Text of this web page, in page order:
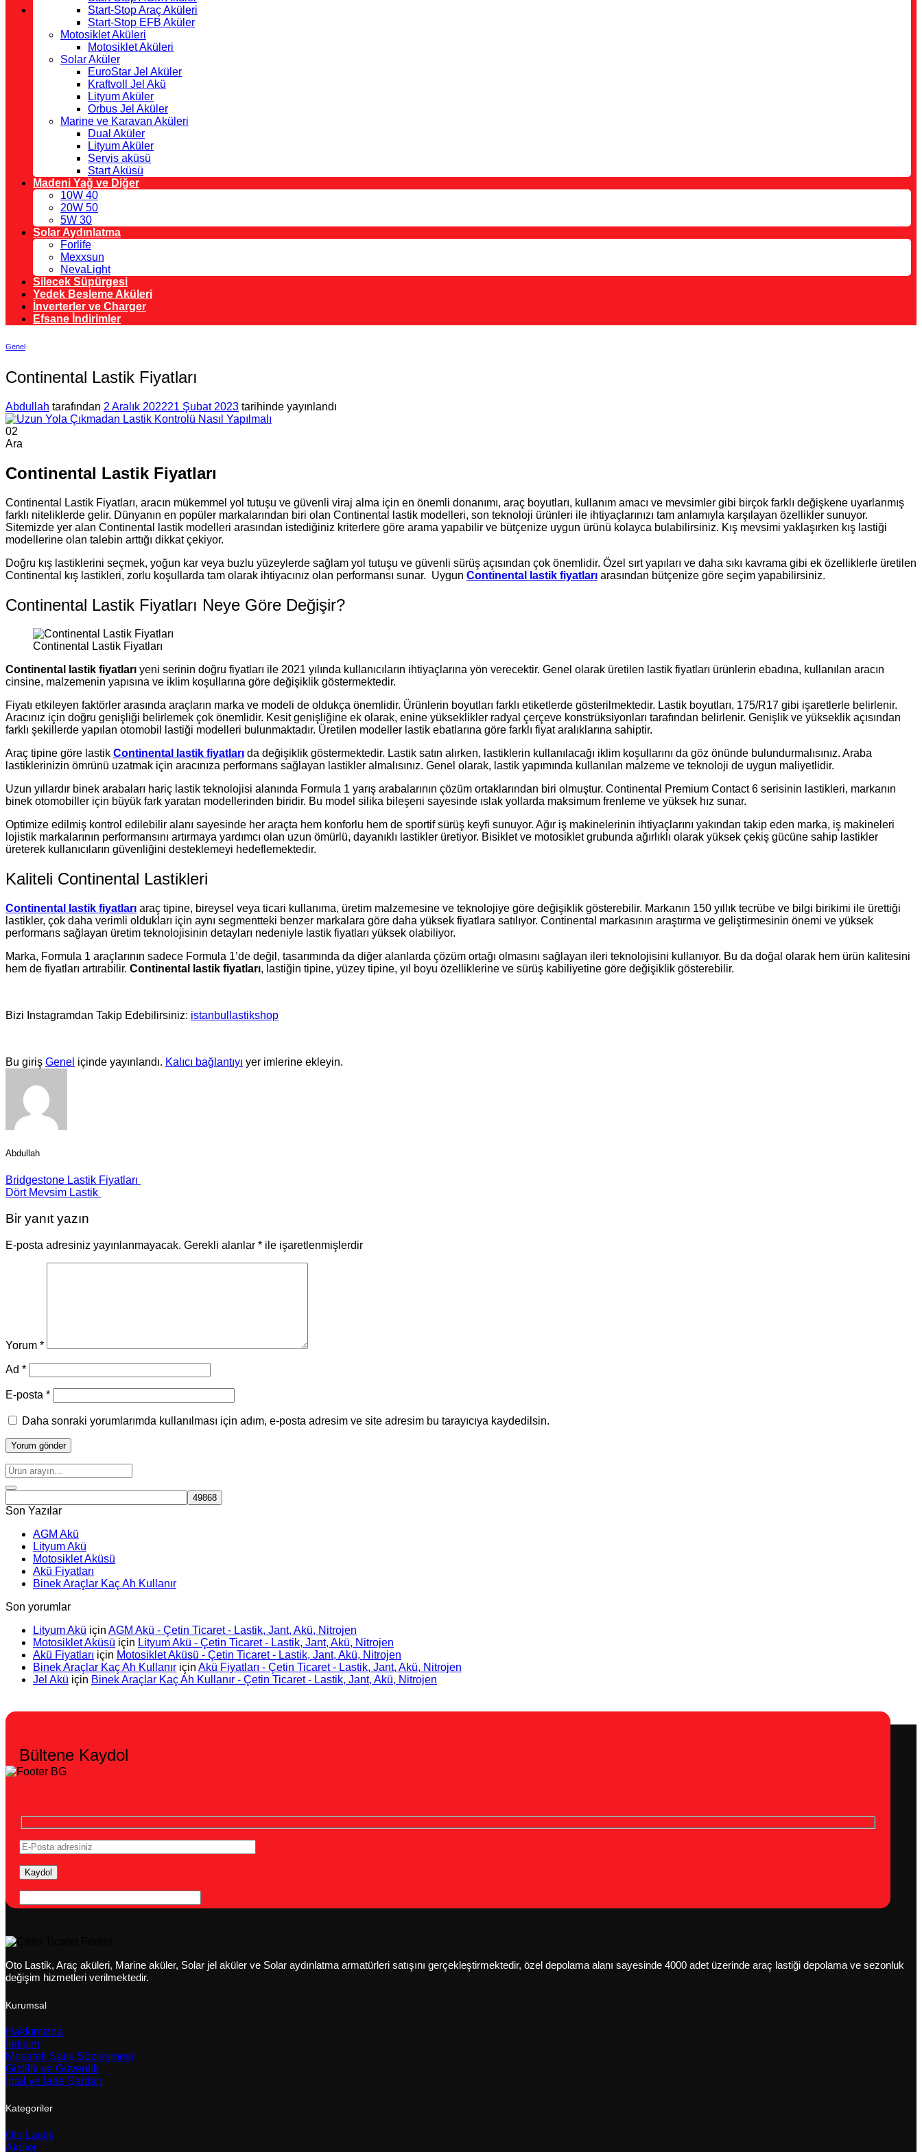
Start-Stop Araç Aküleri
Start-Stop EFB Aküler
Motosiklet Aküleri
Motosiklet Aküleri
Solar Aküler
EuroStar Jel Aküler
Kraftvoll Jel Akü
Lityum Aküler
Orbus Jel Aküler
Marine ve Karavan Aküleri
Dual Aküler
Lityum Aküler
Servis aküsü
Start Aküsü
Madeni Yağ ve Diğer
10W 40
20W 50
5W 30
Solar Aydınlatma
Forlife
Mexxsun
NevaLight
Silecek Süpürgesi
Yedek Besleme Aküleri
İnverterler ve Charger
Efsane İndirimler
Genel
Continental Lastik Fiyatları
Abdullah tarafından 2 Aralık 202221 Şubat 2023 tarihinde yayınlandı
02
Ara
Continental Lastik Fiyatları
Continental Lastik Fiyatları, aracın mükemmel yol tutuşu ve güvenli viraj alma için en önemli donanımı, araç boyutları, kullanım amacı ve mevsimler gibi birçok farklı değişkene uyarlanmış
farklı niteliklerde gelir. Dünyanın en popüler markalarından biri olan Continental lastik modelleri, son teknoloji ürünleri ile ihtiyaçlarınızı tam anlamıyla karşılayan özellikler sunuyor.
Sitemizde yer alan Continental lastik modelleri arasından istediğiniz kriterlere göre arama yapabilir ve bütçenize uygun ürünü kolayca bulabilirsiniz. Kış mevsimi yaklaşırken kış lastiği
modellerine olan talebin arttığı dikkat çekiyor.
Doğru kış lastiklerini seçmek, yoğun kar veya buzlu yüzeylerde sağlam yol tutuşu ve güvenli sürüş açısından çok önemlidir. Özel sırt yapıları ve daha sıkı kavrama gibi ek özelliklerle üretilen
Continental kış lastikleri, zorlu koşullarda tam olarak ihtiyacınız olan performansı sunar. Uygun Continental lastik fiyatları arasından bütçenize göre seçim yapabilirsiniz.
Continental Lastik Fiyatları Neye Göre Değişir?
Continental Lastik Fiyatları
Continental lastik fiyatları yeni serinin doğru fiyatları ile 2021 yılında kullanıcıların ihtiyaçlarına yön verecektir. Genel olarak üretilen lastik fiyatları ürünlerin ebadına, kullanılan aracın
cinsine, malzemenin yapısına ve iklim koşullarına göre değişiklik göstermektedir.
Fiyatı etkileyen faktörler arasında araçların marka ve modeli de oldukça önemlidir. Ürünlerin boyutları farklı etiketlerde gösterilmektedir. Lastik boyutları, 175/R17 gibi işaretlerle belirlenir.
Aracınız için doğru genişliği belirlemek çok önemlidir. Kesit genişliğine ek olarak, enine yükseklikler radyal çerçeve konstrüksiyonları tarafından belirlenir. Genişlik ve yükseklik açısından
farklı şekillerde yapılan otomobil lastiği modelleri bulunmaktadır. Üretilen modeller lastik ebatlarına göre farklı fiyat aralıklarına sahiptir.
Araç tipine göre lastik Continental lastik fiyatları da değişiklik göstermektedir. Lastik satın alırken, lastiklerin kullanılacağı iklim koşullarını da göz önünde bulundurmalısınız. Araba
lastiklerinizin ömrünü uzatmak için aracınıza performans sağlayan lastikler almalısınız. Genel olarak, lastik yapımında kullanılan malzeme ve teknoloji de uygun maliyetlidir.
Uzun yıllardır binek arabaları hariç lastik teknolojisi alanında Formula 1 yarış arabalarının çözüm ortaklarından biri olmuştur. Continental Premium Contact 6 serisinin lastikleri, markanın
binek otomobiller için büyük fark yaratan modellerinden biridir. Bu model silika bileşeni sayesinde ıslak yollarda maksimum frenleme ve yüksek hız sunar.
Optimize edilmiş kontrol edilebilir alanı sayesinde her araçta hem konforlu hem de sportif sürüş keyfi sunuyor. Ağır iş makinelerinin ihtiyaçlarını yakından takip eden marka, iş makineleri
lojistik markalarının performansını artırmaya yardımcı olan uzun ömürlü, dayanıklı lastikler üretiyor. Bisiklet ve motosiklet grubunda ağırlıklı olarak yüksek çekiş gücüne sahip lastikler
üreterek kullanıcıların güvenliğini desteklemeyi hedeflemektedir.
Kaliteli Continental Lastikleri
Continental lastik fiyatları araç tipine, bireysel veya ticari kullanıma, üretim malzemesine ve teknolojiye göre değişiklik gösterebilir. Markanın 150 yıllık tecrübe ve bilgi birikimi ile ürettiği
lastikler, çok daha verimli oldukları için aynı segmentteki benzer markalara göre daha yüksek fiyatlara satılıyor. Continental markasının araştırma ve geliştirmesinin önemi ve yüksek
performans sağlayan üretim teknolojisinin detayları nedeniyle lastik fiyatları yüksek olabiliyor.
Marka, Formula 1 araçlarının sadece Formula 1’de değil, tasarımında da diğer alanlarda çözüm ortağı olmasını sağlayan ileri teknolojisini kullanıyor. Bu da doğal olarak hem ürün kalitesini
hem de fiyatları artırabilir. Continental lastik fiyatları, lastiğin tipine, yüzey tipine, yıl boyu özelliklerine ve sürüş kabiliyetine göre değişiklik gösterebilir.
Bizi Instagramdan Takip Edebilirsiniz: istanbullastikshop
Bu giriş Genel içinde yayınlandı. Kalıcı bağlantıyı yer imlerine ekleyin.
Abdullah
Bridgestone Lastik Fiyatları
Dört Mevsim Lastik
Bir yanıt yazın
E-posta adresiniz yayınlanmayacak. Gerekli alanlar * ile işaretlenmişlerdir
Yorum *
Ad *
E-posta *
Daha sonraki yorumlarımda kullanılması için adım, e-posta adresim ve site adresim bu tarayıcıya kaydedilsin.
Son Yazılar
AGM Akü
Lityum Akü
Motosiklet Aküsü
Akü Fiyatları
Binek Araçlar Kaç Ah Kullanır
Son yorumlar
Lityum Akü için AGM Akü - Çetin Ticaret - Lastik, Jant, Akü, Nitrojen
Motosiklet Aküsü için Lityum Akü - Çetin Ticaret - Lastik, Jant, Akü, Nitrojen
Akü Fiyatları için Motosiklet Aküsü - Çetin Ticaret - Lastik, Jant, Akü, Nitrojen
Binek Araçlar Kaç Ah Kullanır için Akü Fiyatları - Çetin Ticaret - Lastik, Jant, Akü, Nitrojen
Jel Akü için Binek Araçlar Kaç Ah Kullanır - Çetin Ticaret - Lastik, Jant, Akü, Nitrojen
Bültene Kaydol
Oto Lastik, Araç aküleri, Marine aküler, Solar jel aküler ve Solar aydınlatma armatürleri satışını gerçekleştirmektedir, özel depolama alanı sayesinde 4000 adet üzerinde araç lastiği depolama ve sezonluk
değişim hizmetleri verilmektedir.
Kurumsal
Hakkımızda
İletişim
Mesafeli Satış Sözleşmesi
Gizlilik ve Güvenlik
İptal ve İade Şartları
Kategoriler
Oto Lastik
Aküler